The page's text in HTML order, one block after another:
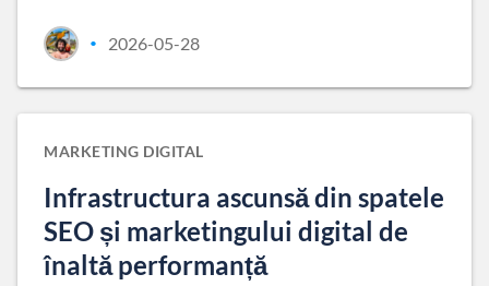
• 2026-05-28
MARKETING DIGITAL
Infrastructura ascunsă din spatele
SEO și marketingului digital de
înaltă performanță